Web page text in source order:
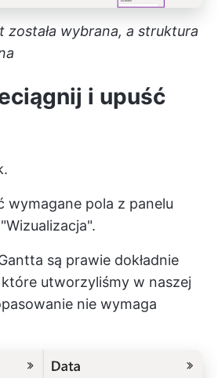
została wybrana, a struktura
i upuść
wymagane pola z panelu
są prawie dokładnie
utworzyliśmy w naszej
nie wymaga